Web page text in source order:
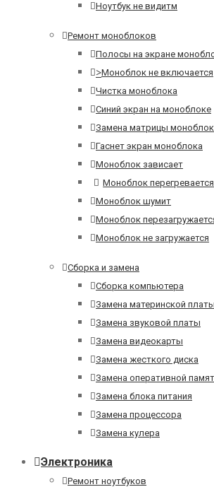
Ноутбук не видитм
Ремонт моноблоков
Полосы на экране
>Моноблок не включается
Чистка моноблока
Синий экран на моноблоке
Замена матрицы
Гаснет экран моноблока
Моноблок зависает
Моноблок перегревается
Моноблок шумит
Моноблок
Моноблок не загружается
Сборка и замена
Сборка компьютера
Замена материнской платы
Замена звуковой платы
Замена видеокарты
Замена жесткого диска
Замена оперативной
Замена блока питания
Замена процессора
Замена кулера
Электроника
Ремонт ноутбуков